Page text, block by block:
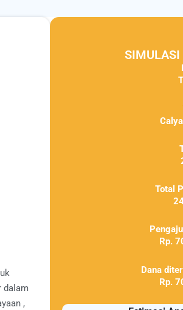
dalam
,
SIMULASI
Total
Rp.
Dana
Rp.